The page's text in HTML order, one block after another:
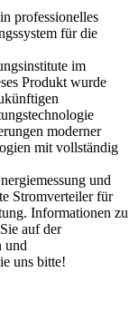
professionelles
für die
im
Produkt wurde
moderner
mit vollständig
und
Stromverteiler für
Informationen zu
auf der
und
uns bitte!